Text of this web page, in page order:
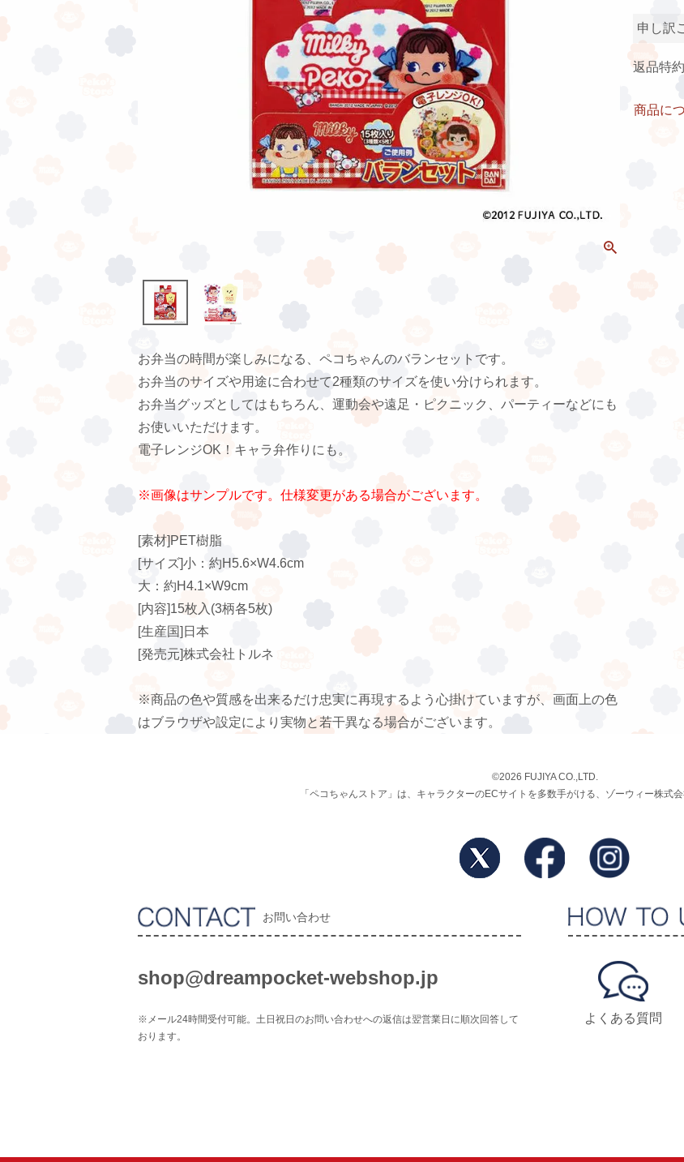
申し訳
返品特
商品に
お弁当の時間が楽しみになる、ペコちゃんのバランセットです。
お弁当のサイズや用途に合わせて2種類のサイズを使い分けられます。
お弁当グッズとしてはもちろん、運動会や遠足・ピクニック、パーティーなどにも
お使いいただけます。
電子レンジOK！キャラ弁作りにも。
※画像はサンプルです。仕様変更がある場合がございます。
[素材]PET樹脂
[サイズ]小：約H5.6×W4.6cm
大：約H4.1×W9cm
[内容]15枚入(3柄各5枚)
[生産国]日本
[発売元]株式会社トルネ
※商品の色や質感を出来るだけ忠実に再現するよう心掛けていますが、画面上の色
はブラウザや設定により実物と若干異なる場合がございます。
©2026 FUJIYA CO.,LTD.
「ペコちゃんストア」は、キャラクターのECサイトを多数手がける、ゾーウィー株式会
お問い合わせ
shop@dreampocket-webshop.jp
※メール24時間受付可能。土日祝日のお問い合わせへの返信は翌営業日に順次回答して
おります。
よくある質問